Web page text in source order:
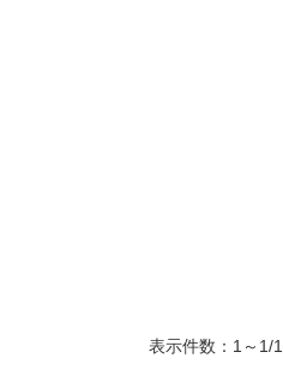
表示件数：1～1/1